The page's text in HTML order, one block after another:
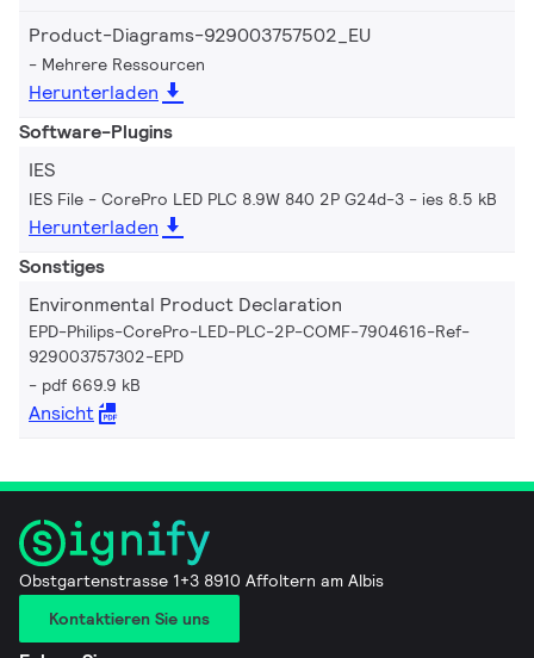
Product-Diagrams-929003757502_EU
Mehrere Ressourcen
Herunterladen
Software-Plugins
IES
IES File - CorePro LED PLC 8.9W 840 2P G24d-3 ies 8.5 kB
Herunterladen
Sonstiges
Environmental Product Declaration
EPD-Philips-CorePro-LED-PLC-2P-COMF-7904616-Ref-
929003757302-EPD
pdf 669.9 kB
Ansicht
Obstgartenstrasse 1+3 8910 Affoltern am Albis
Kontaktieren Sie uns